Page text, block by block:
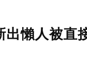
懶人被直